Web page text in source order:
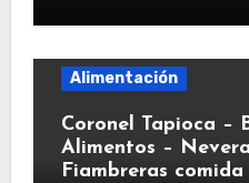
Alimentación
Coronel Tapioca –
Alimentos –
Fiambreras